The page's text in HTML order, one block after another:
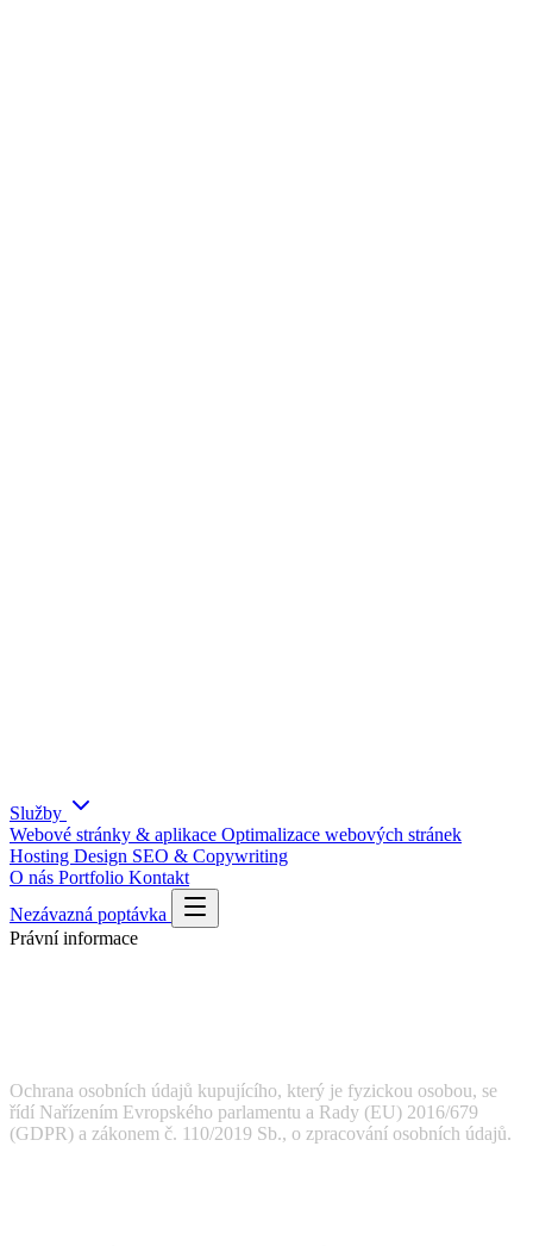
Služby
Webové stránky & aplikace Optimalizace webových stránek
Hosting Design SEO & Copywriting
O nás Portfolio Kontakt
Nezávazná poptávka
Právní informace
Ochrana osobních údajů kupujícího, který je fyzickou osobou, se
řídí Nařízením Evropského parlamentu a Rady (EU) 2016/679
(GDPR) a zákonem č. 110/2019 Sb., o zpracování osobních údajů.